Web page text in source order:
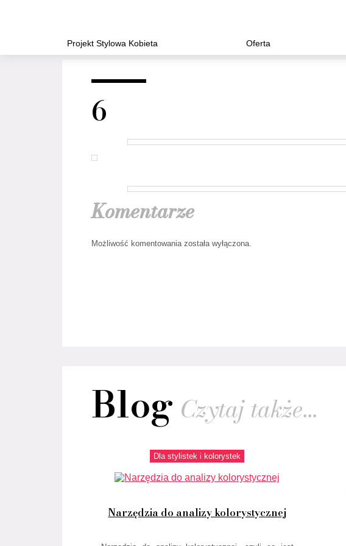
Projekt Stylowa Kobieta Oferta
6
Komentarze
Możliwość komentowania została wyłączona.
Blog Czytaj także...
Dla stylistek i kolorystek
Narzędzia do analizy kolorystycznej